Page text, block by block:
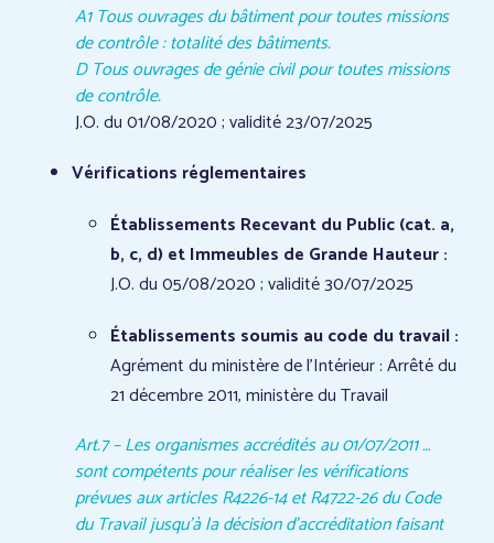
A1 Tous ouvrages du bâtiment pour toutes missions
de contrôle : totalité des bâtiments.
D Tous ouvrages de génie civil pour toutes missions
de contrôle.
J.O. du 01/08/2020 ; validité 23/07/2025
Vérifications réglementaires
Établissements Recevant du Public (cat. a,
b, c, d) et Immeubles de Grande Hauteur :
J.O. du 05/08/2020 ; validité 30/07/2025
Établissements soumis au code du travail :
Agrément du ministère de l’Intérieur : Arrêté du
21 décembre 2011, ministère du Travail
Art.7 – Les organismes accrédités au 01/07/2011 …
sont compétents pour réaliser les vérifications
prévues aux articles R4226-14 et R4722-26 du Code
du Travail jusqu’à la décision d’accréditation faisant